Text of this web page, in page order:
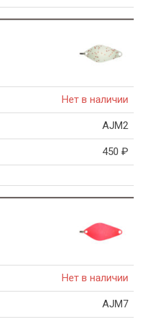
Нет в наличии
AJM2
450 ₽
Нет в наличии
AJM7